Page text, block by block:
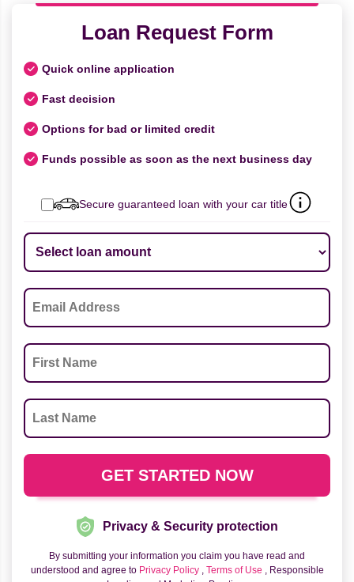
Loan Request Form
Quick online application
Fast decision
Options for bad or limited credit
Funds possible as soon as the next business day
Secure guaranteed loan with your car title
Privacy & Security protection
By submitting your information you claim you have read and
understood and agree to Privacy Policy , Terms of Use , Responsible